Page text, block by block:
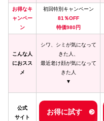
お得なキ
ャンペー
ン
初回特別キャンペーン
81％OFF
特価980円
こんな人
におスス
メ
シワ、シミが気になって
きた人、
最近老け顔が気になって
きた人
▼
公式
サイト
お得に試す